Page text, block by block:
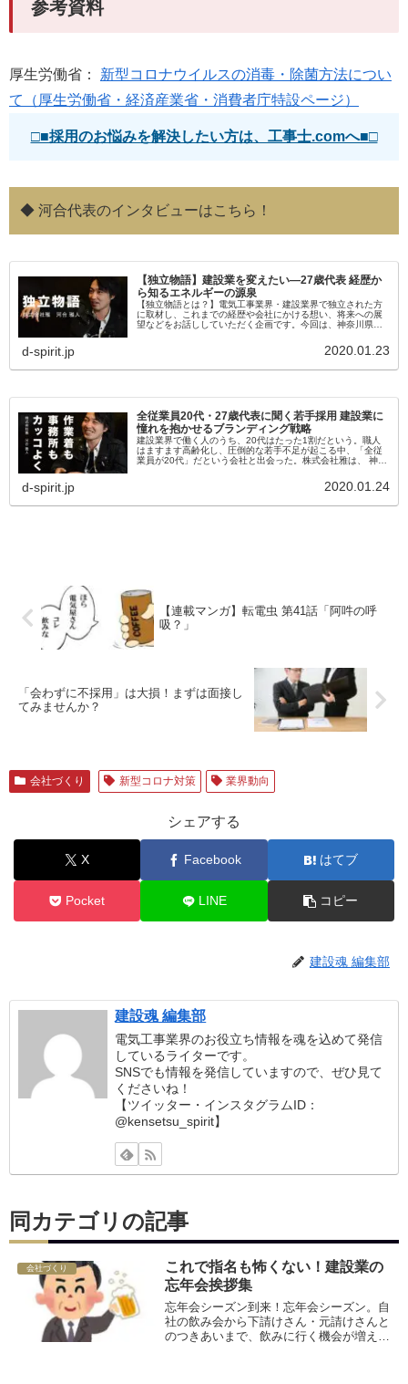
参考資料
厚生労働省： 新型コロナウイルスの消毒・除菌方法につい
て（厚生労働省・経済産業省・消費者庁特設ページ）
□■採用のお悩みを解決したい方は、工事士.comへ■□
◆ 河合代表のインタビューはこちら！
【独立物語】建設業を変えたい―27歳代表 経歴か
ら知るエネルギーの源泉
【独立物語とは？】電気工事業界・建設業界で独立された方
に取材し、これまでの経歴や会社にかける想い、将来への展
望などをお話ししていただく企画です。今回は、神奈川県横
d-spirit.jp 2020.01.23
全従業員20代・27歳代表に聞く若手採用 建設業に
憧れを抱かせるブランディング戦略
建設業界で働く人のうち、20代はたった1割だという。職人
はますます高齢化し、圧倒的な若手不足が起こる中、「全従
業員が20代」だという会社と出会った。株式会社雅は、 神奈
d-spirit.jp 2020.01.24
【連載マンガ】転電虫 第41話「阿吽の呼
吸？」
「会わずに不採用」は大損！まずは面接し
てみませんか？
会社づくり 新型コロナ対策 業界動向
シェアする
X Facebook はてブ
Pocket LINE コピー
建設魂 編集部
建設魂 編集部
電気工事業界のお役立ち情報を魂を込めて発信
しているライターです。
SNSでも情報を発信していますので、ぜひ見て
くださいね！
【ツイッター・インスタグラムID：
@kensetsu_spirit】
同カテゴリの記事
会社づくり
これで指名も怖くない！建設業の
忘年会挨拶集
忘年会シーズン到来！忘年会シーズン。自
社の飲み会から下請けさん・元請けさんと
のつきあいまで、飲みに行く機会が増える